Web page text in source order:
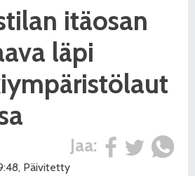
itäosan
läpi
Jaa:
Päivitetty